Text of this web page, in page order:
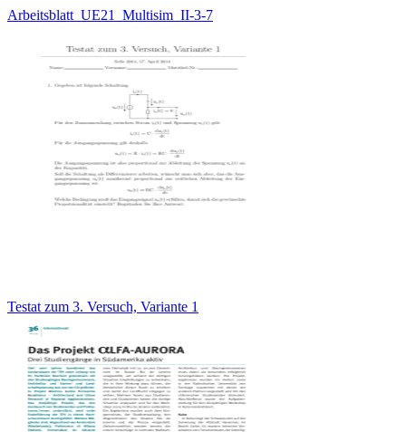
Arbeitsblatt_UE21_Multisim_II-3-7
Testat zum 3. Versuch, Variante 1